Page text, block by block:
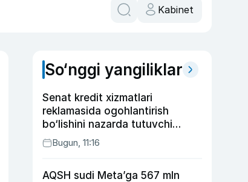
Kabinet
So‘nggi yangiliklar
Senat kredit xizmatlari
reklamasida ogohlantirish
bo‘lishini nazarda tutuvchi
qonunni ma’qulladi
Bugun, 11:16
AQSH sudi Meta’ga 567 mln